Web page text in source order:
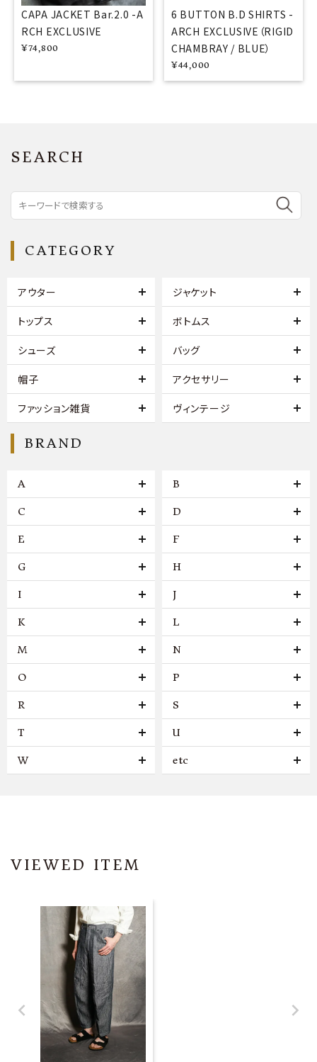
CAPA JACKET Bar.2.0 -A
RCH EXCLUSIVE
¥74,800
6 BUTTON B.D SHIRTS -
ARCH EXCLUSIVE（RIGID
CHAMBRAY / BLUE）
¥44,000
SEARCH
CATEGORY
アウター ジャケット
トップス ボトムス
シューズ バッグ
帽子 アクセサリー
ファッション雑貨 ヴィンテージ
BRAND
A B
C D
E F
G H
I J
K L
M N
O P
R S
T U
W etc
VIEWED ITEM